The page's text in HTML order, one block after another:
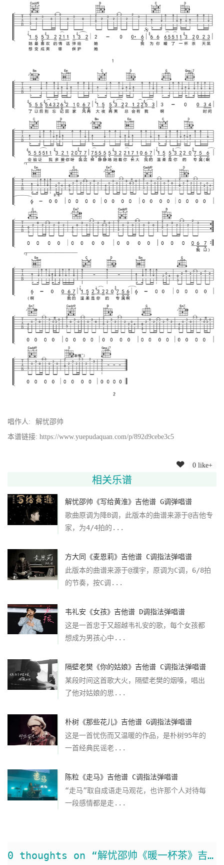
唱作人:
解忧邵帅
本谱链接: https://www.yuepudaquan.com/p/892d9cebe3c5
0 like+
相关乐谱
解忧邵帅《写给黄淮》吉他谱 G调弹唱谱
歌曲原调为降B调，此版本的曲谱来源于@吉他专
家，为4/4拍的...
方大同《麦恩莉》吉他谱 C调指法弹唱谱
此版本的曲谱来源于@濮宇，原调为C调，6/8拍
的节奏，按C调...
韦礼安《女孩》吉他谱 D调指法弹唱谱
这是一首忠于又超越韦礼安的歌，每个女孩都
想成为男孩心中...
隔壁老樊《你的姑娘》吉他谱 C调指法弹唱谱
某段时间这首歌大火，隔壁老樊的烟嗓，唱出
了他对姑娘的思...
朴树《那些花儿》吉他谱 G调指法弹唱谱
这是一首忧伤而又温暖的作品，是朴树95年的
一首经典民谣老...
陈粒《走马》吉他谱 C调指法弹唱谱
“走马”取自成语走马观花，也许那个人对待每
一段感情都是走...
0 thoughts on “解忧邵帅《暖一杯茶》吉他谱 G调弹唱谱”